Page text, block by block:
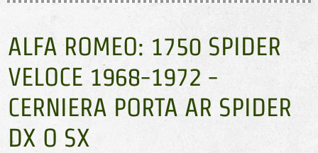
ALFA ROMEO: 1750 SPIDER
VELOCE 1968-1972 -
CERNIERA PORTA AR SPIDER
DX O SX